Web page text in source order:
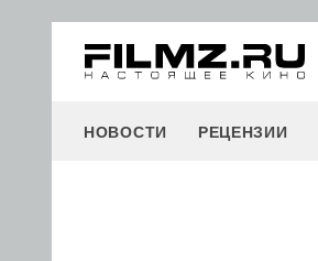
НОВОСТИ РЕЦЕНЗИИ